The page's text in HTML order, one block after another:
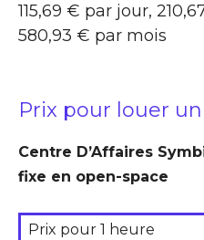
115,69 € par jour,
580,93 € par mois
Prix pour louer
Centre D’Affaires
fixe en open-space
Prix pour 1 heure